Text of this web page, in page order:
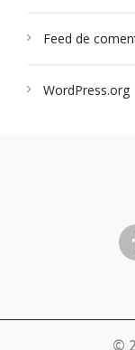
Feed de
WordPress.org
©